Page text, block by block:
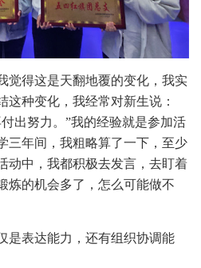
觉得这是天翻地覆的变化，我实
这种变化，我经常对新生说：
出努力。”我的经验就是参加活
三年间，我粗略算了一下，至少
动中，我都积极去发言，去盯着
的机会多了，怎么可能做不
是表达能力，还有组织协调能